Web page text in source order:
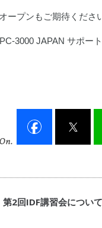
ープンもご期待くださ
PC-3000 JAPAN サポー
第2回IDF講習会について